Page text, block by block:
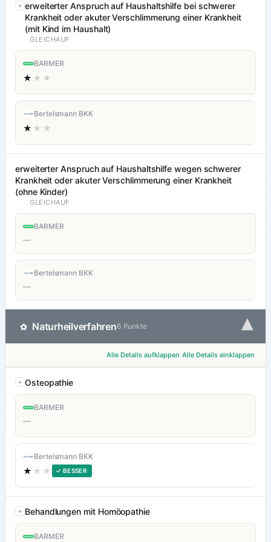
erweiterter Anspruch auf Haushaltshilfe bei schwerer
Krankheit oder akuter Verschlimmerung einer Krankheit
(mit Kind im Haushalt)
GLEICHAUF
BARMER
★ ★★
Bertelsmann BKK
★ ★★
erweiterter Anspruch auf Haushaltshilfe wegen schwerer
Krankheit oder akuter Verschlimmerung einer Krankheit
(ohne Kinder)
GLEICHAUF
BARMER
—
Bertelsmann BKK
—
✿ Naturheilverfahren6 Punkte ▾
Alle Details aufklappen Alle Details einklappen
Osteopathie
BARMER
—
Bertelsmann BKK
★ ★★ ✓ BESSER
Behandlungen mit Homöopathie
BARMER